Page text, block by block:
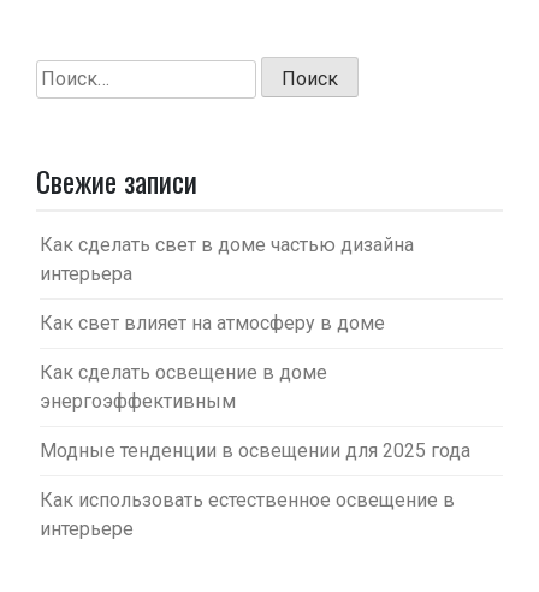
Найти:
Свежие записи
Как сделать свет в доме частью дизайна
интерьера
Как свет влияет на атмосферу в доме
Как сделать освещение в доме
энергоэффективным
Модные тенденции в освещении для 2025 года
Как использовать естественное освещение в
интерьере